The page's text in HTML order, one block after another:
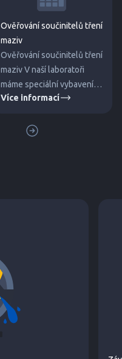
Ověřování součinitelů tření
maziv
Ověřování součinitelů tření
maziv V naší laboratoři
máme speciální vybavení
pro ověřování součinitelů
používaných pro mazání
Více informací